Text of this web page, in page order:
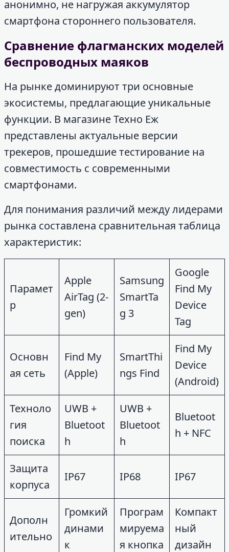
анонимно, не нагружая аккумулятор
смартфона стороннего пользователя.
Сравнение флагманских моделей
беспроводных маяков
На рынке доминируют три основные
экосистемы, предлагающие уникальные
функции. В магазине Техно Еж
представлены актуальные версии
трекеров, прошедшие тестирование на
совместимость с современными
смартфонами.
Для понимания различий между лидерами
рынка составлена сравнительная таблица
характеристик:
Парамет
р
Apple
AirTag (2-
gen)
Samsung
SmartTa
g 3
Google
Find My
Device
Tag
Основн
ая сеть
Find My
(Apple)
SmartThi
ngs Find
Find My
Device
(Android)
Техноло
гия
поиска
UWB +
Bluetoot
h
UWB +
Bluetoot
h
Bluetoot
h + NFC
Защита
корпуса
IP67 IP68 IP67
Дополн
ительно
Громкий
динами
к
Програм
мируема
я кнопка
Компакт
ный
дизайн